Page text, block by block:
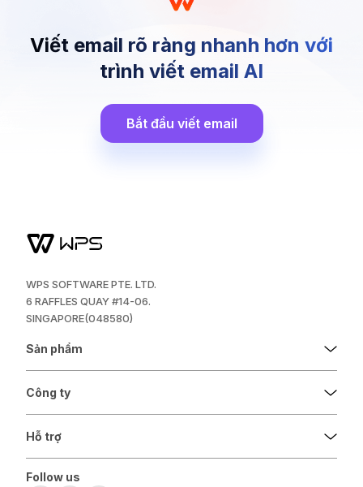
Viết email rõ ràng nhanh hơn với
trình viết email AI
Bắt đầu viết email
WPS SOFTWARE PTE. LTD.
6 RAFFLES QUAY #14-06.
SINGAPORE(048580)
Sản phẩm
Công ty
Hỗ trợ
Follow us